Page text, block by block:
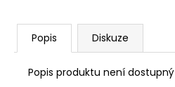
Popis Diskuze
Popis produktu není dostupný